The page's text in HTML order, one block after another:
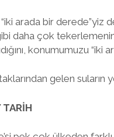
arada bir derede”yiz
daha çok
konumumuzu
gelen suların
TARİH